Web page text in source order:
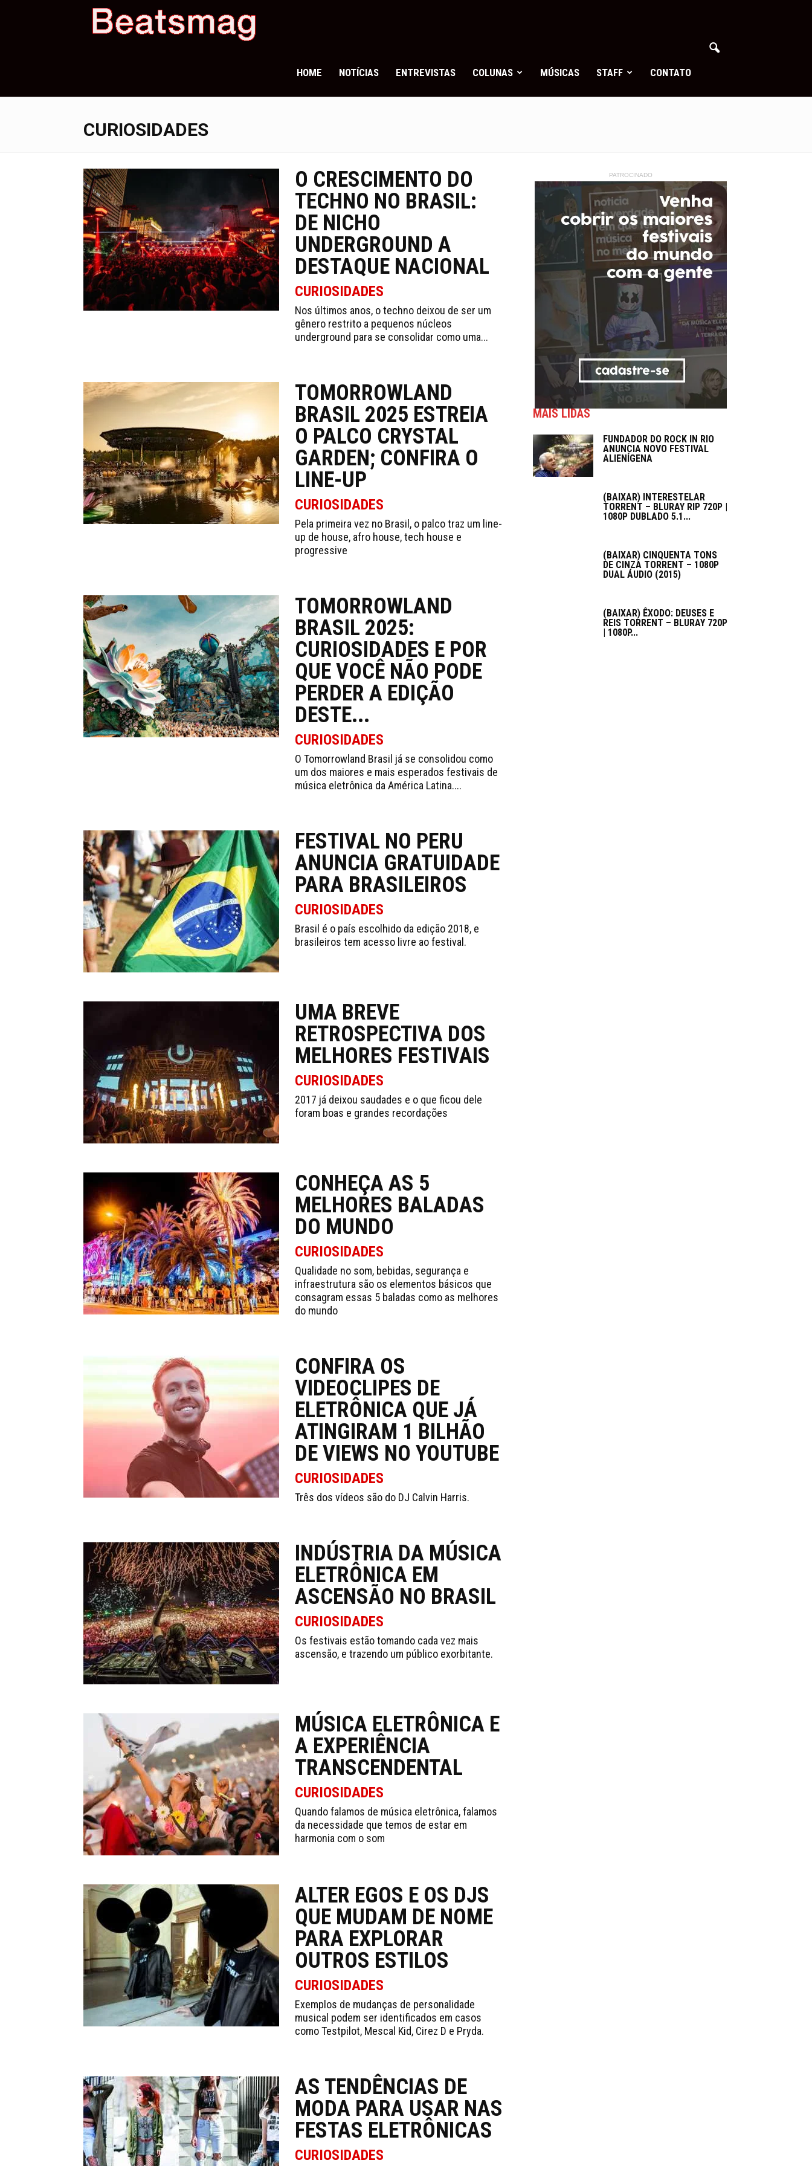
HOME NOTÍCIAS ENTREVISTAS COLUNAS MÚSICAS STAFF CONTATO
CURIOSIDADES
O CRESCIMENTO DO
TECHNO NO BRASIL:
DE NICHO
UNDERGROUND A
DESTAQUE NACIONAL
CURIOSIDADES
Nos últimos anos, o techno deixou de ser um
gênero restrito a pequenos núcleos
underground para se consolidar como uma...
TOMORROWLAND
BRASIL 2025 ESTREIA
O PALCO CRYSTAL
GARDEN; CONFIRA O
LINE-UP
CURIOSIDADES
Pela primeira vez no Brasil, o palco traz um line-
up de house, afro house, tech house e
progressive
TOMORROWLAND
BRASIL 2025:
CURIOSIDADES E POR
QUE VOCÊ NÃO PODE
PERDER A EDIÇÃO
DESTE...
CURIOSIDADES
O Tomorrowland Brasil já se consolidou como
um dos maiores e mais esperados festivais de
música eletrônica da América Latina....
FESTIVAL NO PERU
ANUNCIA GRATUIDADE
PARA BRASILEIROS
CURIOSIDADES
Brasil é o país escolhido da edição 2018, e
brasileiros tem acesso livre ao festival.
UMA BREVE
RETROSPECTIVA DOS
MELHORES FESTIVAIS
CURIOSIDADES
2017 já deixou saudades e o que ficou dele
foram boas e grandes recordações
CONHEÇA AS 5
MELHORES BALADAS
DO MUNDO
CURIOSIDADES
Qualidade no som, bebidas, segurança e
infraestrutura são os elementos básicos que
consagram essas 5 baladas como as melhores
do mundo
CONFIRA OS
VIDEOCLIPES DE
ELETRÔNICA QUE JÁ
ATINGIRAM 1 BILHÃO
DE VIEWS NO YOUTUBE
CURIOSIDADES
Três dos vídeos são do DJ Calvin Harris.
INDÚSTRIA DA MÚSICA
ELETRÔNICA EM
ASCENSÃO NO BRASIL
CURIOSIDADES
Os festivais estão tomando cada vez mais
ascensão, e trazendo um público exorbitante.
MÚSICA ELETRÔNICA E
A EXPERIÊNCIA
TRANSCENDENTAL
CURIOSIDADES
Quando falamos de música eletrônica, falamos
da necessidade que temos de estar em
harmonia com o som
ALTER EGOS E OS DJS
QUE MUDAM DE NOME
PARA EXPLORAR
OUTROS ESTILOS
CURIOSIDADES
Exemplos de mudanças de personalidade
musical podem ser identificados em casos
como Testpilot, Mescal Kid, Cirez D e Pryda.
AS TENDÊNCIAS DE
MODA PARA USAR NAS
FESTAS ELETRÔNICAS
CURIOSIDADES
PATROCINADO
MAIS LIDAS
FUNDADOR DO ROCK IN RIO
ANUNCIA NOVO FESTIVAL
ALIENÍGENA
(BAIXAR) INTERESTELAR
TORRENT – BLURAY RIP 720P |
1080P DUBLADO 5.1...
(BAIXAR) CINQUENTA TONS
DE CINZA TORRENT – 1080P
DUAL ÁUDIO (2015)
(BAIXAR) ÊXODO: DEUSES E
REIS TORRENT – BLURAY 720P
| 1080P...